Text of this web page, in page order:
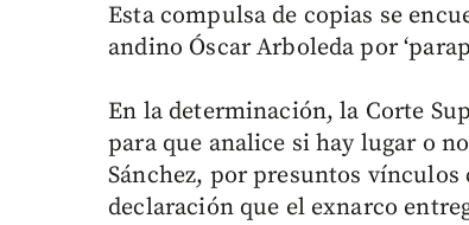
Esta compulsa de copias se
andino Óscar Arboleda por
En la determinación, la Corte
para que analice si hay lugar o
Sánchez, por presuntos
declaración que el exnarco